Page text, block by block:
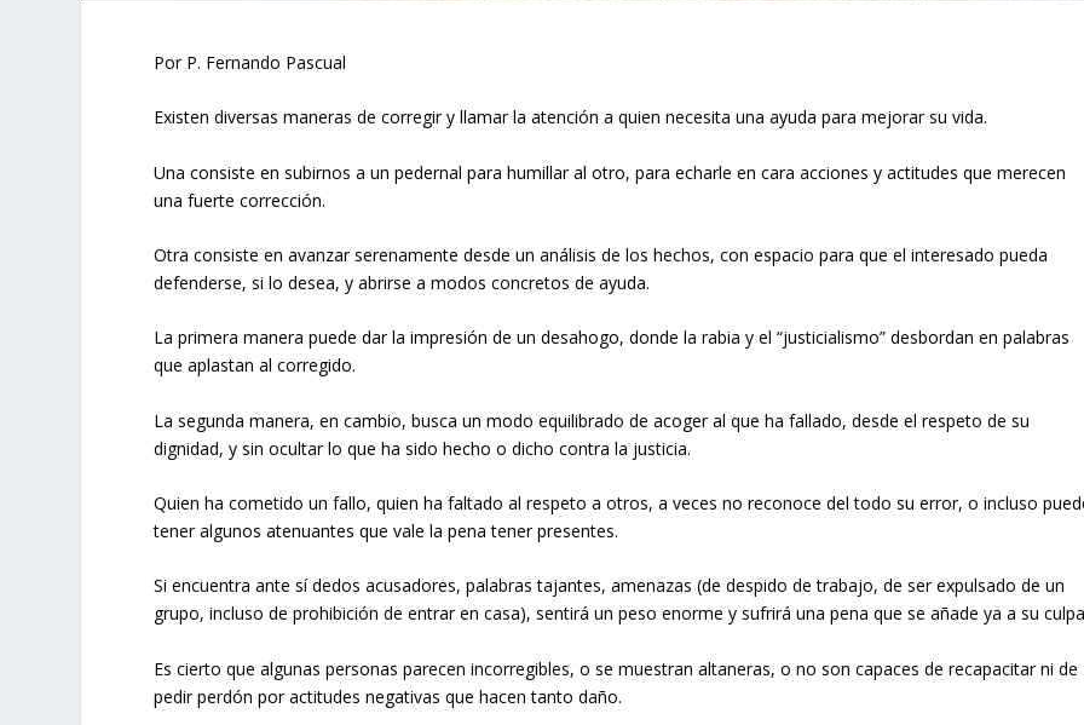
Por P. Fernando Pascual
Existen diversas maneras de corregir y llamar la atención a quien necesita una ayuda para mejorar su vida.
Una consiste en subirnos a un pedernal para humillar al otro, para echarle en cara acciones y actitudes que merecen
una fuerte corrección.
Otra consiste en avanzar serenamente desde un análisis de los hechos, con espacio para que el interesado pueda
defenderse, si lo desea, y abrirse a modos concretos de ayuda.
La primera manera puede dar la impresión de un desahogo, donde la rabia y el “justicialismo” desbordan en palabras
que aplastan al corregido.
La segunda manera, en cambio, busca un modo equilibrado de acoger al que ha fallado, desde el respeto de su
dignidad, y sin ocultar lo que ha sido hecho o dicho contra la justicia.
Quien ha cometido un fallo, quien ha faltado al respeto a otros, a veces no reconoce del todo su error, o incluso
tener algunos atenuantes que vale la pena tener presentes.
Si encuentra ante sí dedos acusadores, palabras tajantes, amenazas (de despido de trabajo, de ser expulsado de un
grupo, incluso de prohibición de entrar en casa), sentirá un peso enorme y sufrirá una pena que se añade ya a su
Es cierto que algunas personas parecen incorregibles, o se muestran altaneras, o no son capaces de recapacitar ni de
pedir perdón por actitudes negativas que hacen tanto daño.